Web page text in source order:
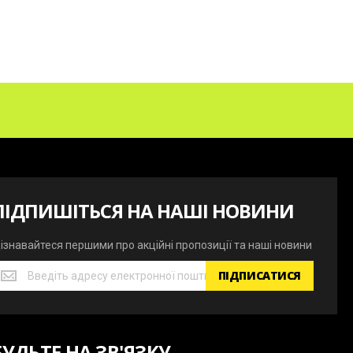
НА НАШІ НОВИНИ
першими про акційні пропозиції та наші новини
ПІДПИСАТИСЯ